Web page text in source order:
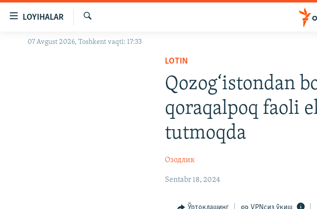
Бош
LOYIHALAR
OZODLIK SURISHTIRUVLARI
Излаш
07 Avgust 2026, Toshkent vaqti: 17:33
LOTIN
Qozog‘istondan
qoraqalpoq faoli
tutmoqda
Озодлик
Sentabr 18, 2024